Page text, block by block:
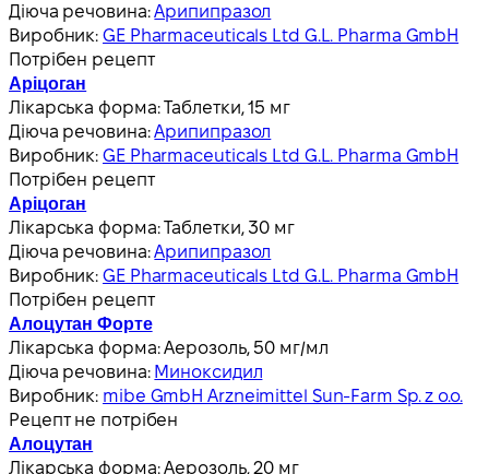
Діюча речовина:Арипипразол
Виробник:GE Pharmaceuticals Ltd G.L. Pharma GmbH
Потрібен рецепт
Аріцоган
Лікарська форма:Таблетки, 15 мг
Діюча речовина:Арипипразол
Виробник:GE Pharmaceuticals Ltd G.L. Pharma GmbH
Потрібен рецепт
Аріцоган
Лікарська форма:Таблетки, 30 мг
Діюча речовина:Арипипразол
Виробник:GE Pharmaceuticals Ltd G.L. Pharma GmbH
Потрібен рецепт
Алоцутан Форте
Лікарська форма:Аерозоль, 50 мг/мл
Діюча речовина: Миноксидил
Виробник: mibe GmbH Arzneimittel Sun-Farm Sp. z o.o.
Рецепт не потрібен
Алоцутан
Лікарська форма:Аерозоль, 20 мг